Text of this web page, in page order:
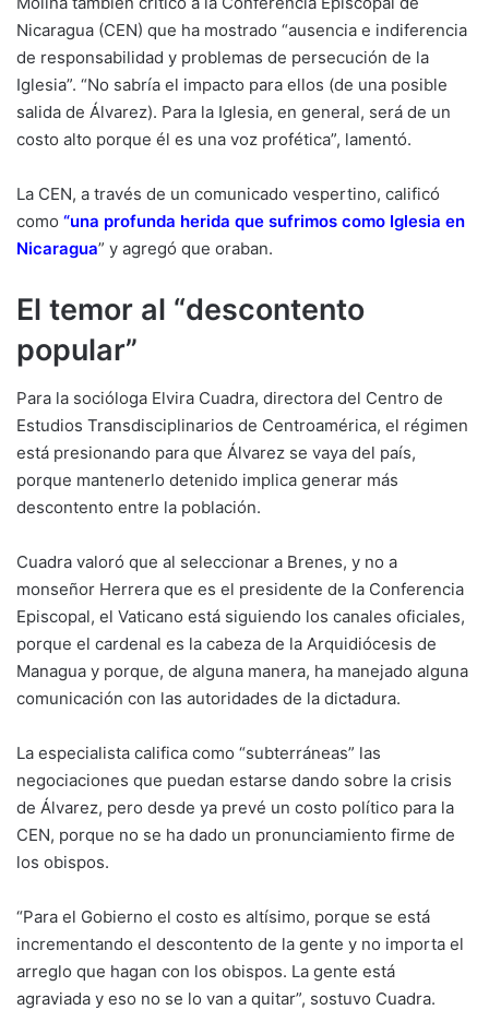
Nicaragua (CEN) que ha mostrado “ausencia e indiferencia
de responsabilidad y problemas de persecución de la
Iglesia”. “No sabría el impacto para ellos (de una posible
salida de Álvarez). Para la Iglesia, en general, será de un
costo alto porque él es una voz profética”, lamentó.
La CEN, a través de un comunicado vespertino, calificó
como “una profunda herida que sufrimos como Iglesia en
Nicaragua” y agregó que oraban.
El temor al “descontento
popular”
Para la socióloga Elvira Cuadra, directora del Centro de
Estudios Transdisciplinarios de Centroamérica, el régimen
está presionando para que Álvarez se vaya del país,
porque mantenerlo detenido implica generar más
descontento entre la población.
Cuadra valoró que al seleccionar a Brenes, y no a
monseñor Herrera que es el presidente de la Conferencia
Episcopal, el Vaticano está siguiendo los canales oficiales,
porque el cardenal es la cabeza de la Arquidiócesis de
Managua y porque, de alguna manera, ha manejado alguna
comunicación con las autoridades de la dictadura.
La especialista califica como “subterráneas” las
negociaciones que puedan estarse dando sobre la crisis
de Álvarez, pero desde ya prevé un costo político para la
CEN, porque no se ha dado un pronunciamiento firme de
los obispos.
“Para el Gobierno el costo es altísimo, porque se está
incrementando el descontento de la gente y no importa el
arreglo que hagan con los obispos. La gente está
agraviada y eso no se lo van a quitar”, sostuvo Cuadra.